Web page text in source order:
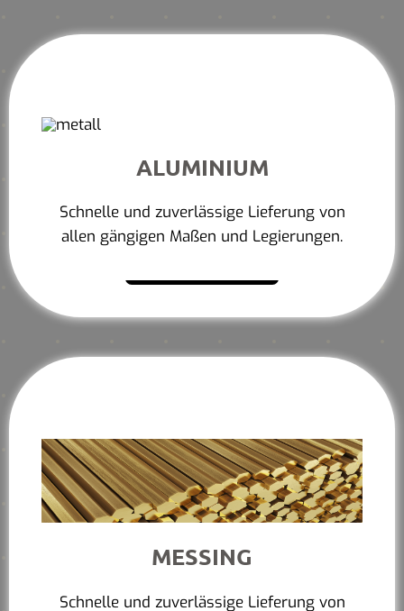
ALUMINIUM
Schnelle und zuverlässige Lieferung von
allen gängigen Maßen und Legierungen.
MESSING
Schnelle und zuverlässige Lieferung von